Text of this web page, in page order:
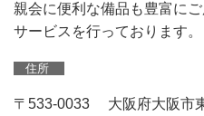
親会に便利な備品も豊富に
サービスを行っております。
住所
〒533-0033 大阪府大阪市